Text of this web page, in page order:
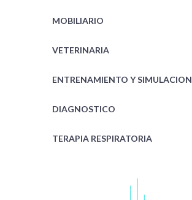
MOBILIARIO
VETERINARIA
ENTRENAMIENTO Y SIMULACION
DIAGNOSTICO
TERAPIA RESPIRATORIA